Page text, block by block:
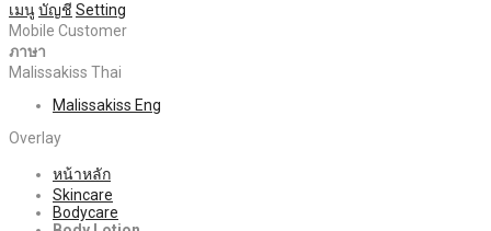
เมนูบัญชี Setting
Mobile Customer
ภาษา
Malissakiss Thai
Malissakiss Eng
Overlay
หน้าหลัก
Skincare
Bodycare